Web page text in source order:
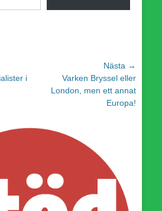
i
Nästa →
inlägg:
Varken Bryssel eller
London, men ett annat
Europa!